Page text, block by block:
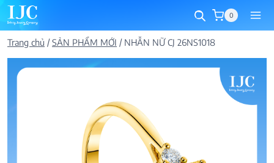
Skip
to
content
0
Trang chủ /SẢN PHẨM MỚI / NHẪN NỮ CJ 26NS1018